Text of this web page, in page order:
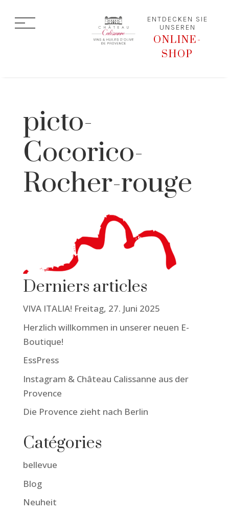
ENTDECKEN SIE
UNSEREN
ONLINE-
SHOP
picto-
Cocorico-
Rocher-rouge
Derniers articles
VIVA ITALIA! Freitag, 27. Juni 2025
Herzlich willkommen in unserer neuen E-
Boutique!
EssPress
Instagram & Château Calissanne aus der
Provence
Die Provence zieht nach Berlin
Catégories
bellevue
Blog
Neuheit